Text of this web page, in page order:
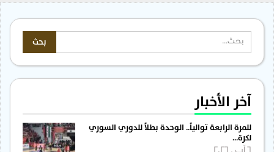
آخر الأخبار
للمرة الرابعة توالياً.. الوحدة بطلاً للدوري السوري
لكرة…